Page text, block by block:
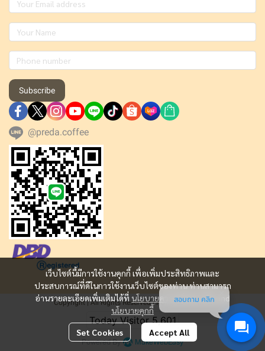
เว็บไซต์นี้มีการใช้งานคุกกี้ เพื่อเพิ่มประสิทธิภาพและ
ประสบการณ์ที่ดีในการใช้งานเว็บไซต์ของท่าน ท่านสามารถ
อ่านรายละเอียดเพิ่มเติมได้ที่ นโยบายความเป็นส่วนตัว
and
นโยบายคุกกี้
Set Cookies Accept All
Subscribe
@preda.coffee
Copyright | All Rights Reserved | Powered by MWE
Today Visitor5,601
Powered By MakeWebEasy
สอบถาม คลิก